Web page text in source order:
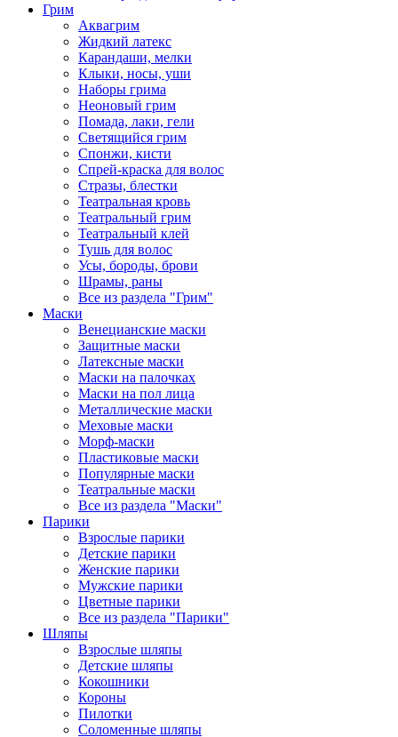
Грим
Аквагрим
Жидкий латекс
Карандаши, мелки
Клыки, носы, уши
Наборы грима
Неоновый грим
Помада, лаки, гели
Светящийся грим
Спонжи, кисти
Спрей-краска для волос
Стразы, блестки
Театральная кровь
Театральный грим
Театральный клей
Тушь для волос
Усы, бороды, брови
Шрамы, раны
Все из раздела "Грим"
Маски
Венецианские маски
Защитные маски
Латексные маски
Маски на палочках
Маски на пол лица
Металлические маски
Меховые маски
Морф-маски
Пластиковые маски
Популярные маски
Театральные маски
Все из раздела "Маски"
Парики
Взрослые парики
Детские парики
Женские парики
Мужские парики
Цветные парики
Все из раздела "Парики"
Шляпы
Взрослые шляпы
Детские шляпы
Кокошники
Короны
Пилотки
Соломенные шляпы